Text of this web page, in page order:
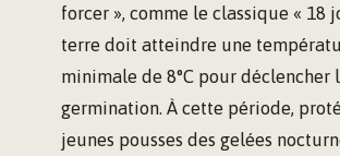
forcer », comme le classique « 18
terre doit atteindre une
minimale de 8°C pour déclencher
germination. À cette période,
jeunes pousses des gelées